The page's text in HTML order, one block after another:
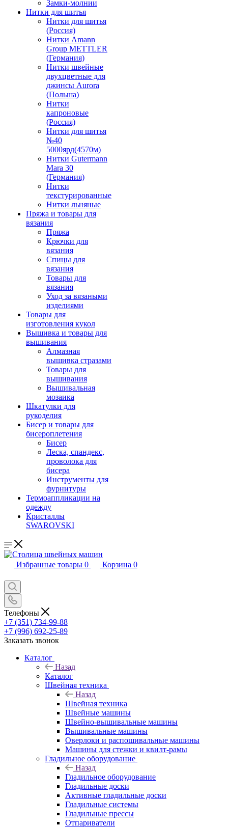
Замки-молнии
Нитки для шитья
Нитки для шитья
(Россия)
Нитки Amann
Group METTLER
(Германия)
Нитки швейные
двухцветные для
джинсы Aurora
(Польша)
Нитки
капроновые
(Россия)
Нитки для шитья
№40
5000ярд(4570м)
Нитки Gutermann
Mara 30
(Германия)
Нитки
текстурированные
Нитки льняные
Пряжа и товары для
вязания
Пряжа
Крючки для
вязания
Спицы для
вязания
Товары для
вязания
Уход за вязаными
изделиями
Товары для
изготовления кукол
Вышивка и товары для
вышивания
Алмазная
вышивка стразами
Товары для
вышивания
Вышивальная
мозаика
Шкатулки для
рукоделия
Бисер и товары для
бисероплетения
Бисер
Леска, спандекс,
проволока для
бисера
Инструменты для
фурнитуры
Термоаппликации на
одежду
Кристаллы
SWAROVSKI
Избранные товары 0 Корзина 0
Телефоны
+7 (351) 734-99-88
+7 (996) 692-25-89
Заказать звонок
Каталог
Назад
Каталог
Швейная техника
Назад
Швейная техника
Швейные машины
Швейно-вышивальные машины
Вышивальные машины
Оверлоки и распошивальные машины
Машины для стежки и квилт-рамы
Гладильное оборудование
Назад
Гладильное оборудование
Гладильные доски
Активные гладильные доски
Гладильные системы
Гладильные прессы
Отпариватели